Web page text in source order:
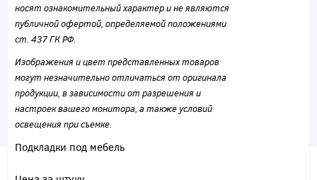
носят ознакомительный характер и не являются
публичной офертой, определяемой положениями
ст. 437 ГК РФ.
Изображения и цвет представленных товаров
могут незначительно отличаться от оригинала
продукции, в зависимости от разрешения и
настроек вашего монитора, а также условий
освещения при съемке.
Подкладки под мебель